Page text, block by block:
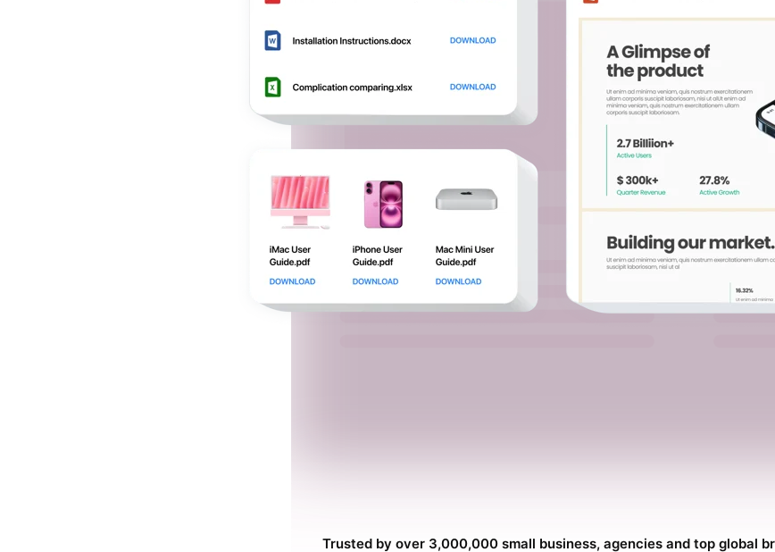
Trusted by over 3,000,000 small business, agencies and top global